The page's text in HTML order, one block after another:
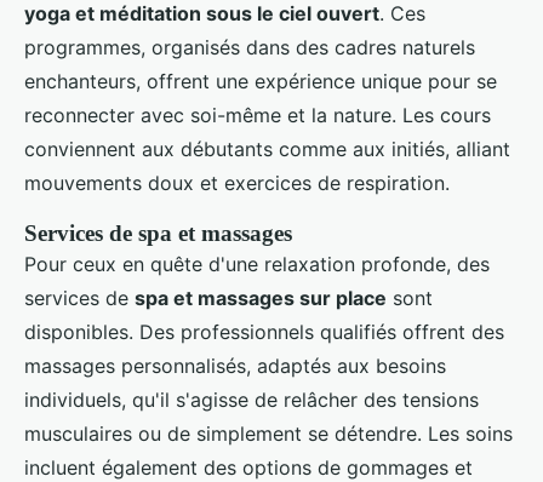
yoga et méditation sous le ciel ouvert. Ces
programmes, organisés dans des cadres naturels
enchanteurs, offrent une expérience unique pour se
reconnecter avec soi-même et la nature. Les cours
conviennent aux débutants comme aux initiés, alliant
mouvements doux et exercices de respiration.
Services de spa et massages
Pour ceux en quête d'une relaxation profonde, des
services de spa et massages sur place sont
disponibles. Des professionnels qualifiés offrent des
massages personnalisés, adaptés aux besoins
individuels, qu'il s'agisse de relâcher des tensions
musculaires ou de simplement se détendre. Les soins
incluent également des options de gommages et